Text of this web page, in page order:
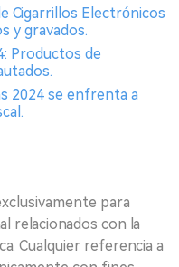
Cigarrillos Electrónicos
y gravados.
Productos de
2024 se enfrenta a
para
relacionados con la
Cualquier referencia a